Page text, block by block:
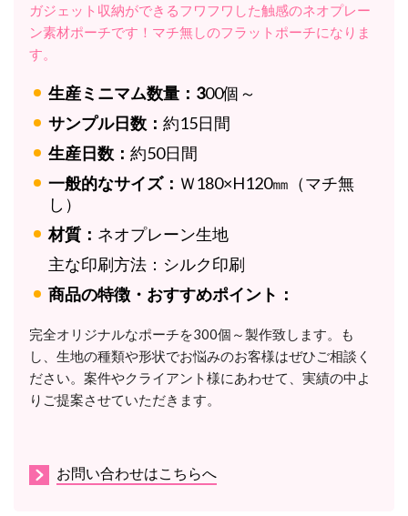
ガジェット収納ができるフワフワした触感のネオプレー
ン素材ポーチです！マチ無しのフラットポーチになりま
す。
生産ミニマム数量：300個～
サンプル日数： 約15日間
生産日数： 約50日間
一般的なサイズ： Ｗ180×H120㎜（マチ無
し）
材質： ネオプレーン生地
主な印刷方法： シルク印刷
商品の特徴・おすすめポイント：
完全オリジナルなポーチを300個～製作致します。
も
し、生地の種類や形状でお悩みのお客様はぜひご相談く
ださい。案件やクライアント様にあわせて、実績の中よ
りご提案させていただきます。
お問い合わせはこちらへ